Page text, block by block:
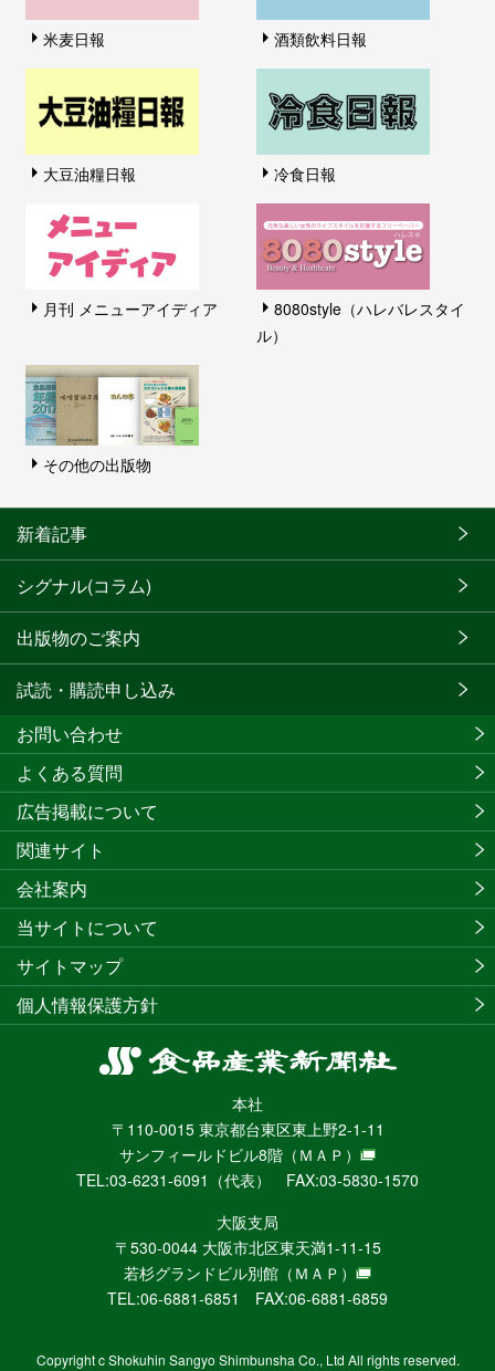
米麦日報 酒類飲料日報
大豆油糧日報 冷食日報
月刊 メニューアイディア
8080style（ハレバレスタイ
ル）
その他の出版物
新着記事
シグナル(コラム)
出版物のご案内
試読・購読申し込み
食
産
業
新
聞
社
ニ
ュ
ー
WEB
本社
〒110-0015 東京都台東区東上野2-1-11
サンフィールドビル8階 （ＭＡＰ）
TEL:03-6231-6091（代表） FAX:03-5830-1570
大阪支局
〒530-0044 大阪市北区東天満1-11-15
若杉グランドビル別館 （ＭＡＰ）
TEL:06-6881-6851 FAX:06-6881-6859
お問い合わせ
よくある質問
広告掲載について
関連サイト
会社案内
当サイトについて
サイトマップ
個人情報保護方針
Copyright c Shokuhin Sangyo Shimbunsha Co., Ltd All rights reserved.